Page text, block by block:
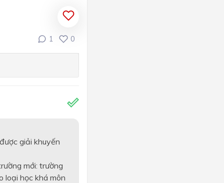
1 0
giải khuyến
mới: trường
loại học khá môn